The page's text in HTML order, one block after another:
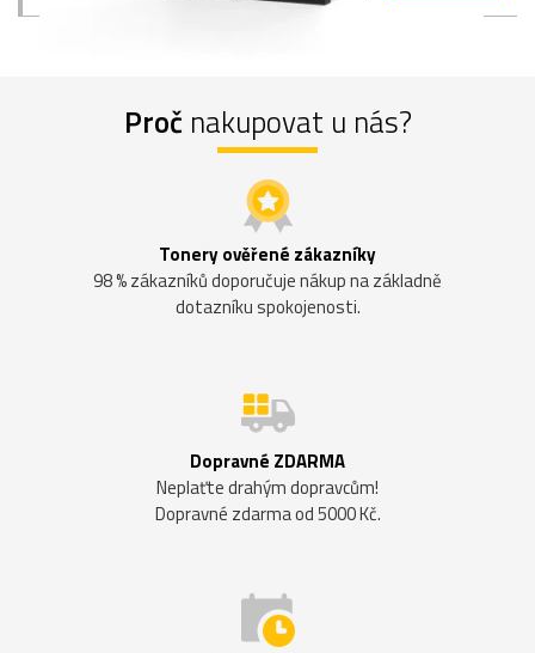
Proč nakupovat u nás?
Tonery ověřené zákazníky
98 % zákazníků doporučuje nákup na základně
dotazníku spokojenosti.
Dopravné ZDARMA
Neplaťte drahým dopravcům!
Dopravné zdarma od 5000 Kč.